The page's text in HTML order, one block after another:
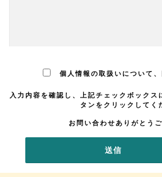
個人情報の取扱いについて
入力内容を確認し、上記チェックボックス
タンをクリックしてく
お問い合わせありがとうご